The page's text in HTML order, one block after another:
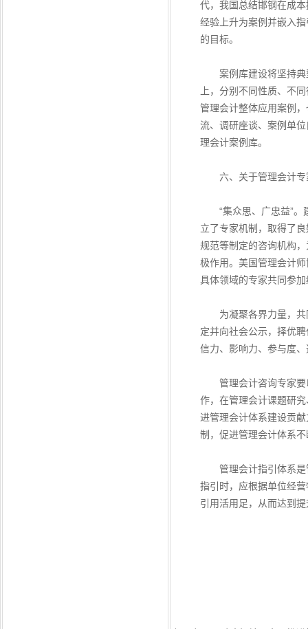
代，我国总结邯钢在成
经验上升为案例并嵌入
的目标。
案例库建设将坚持典
上，分别不同性质、不
管理会计整体应用案例
流、调研座谈、案例单
理会计案例库。
六、关于管理会计专
“集众思、广忠益”。
立了专家机制，取得了
规范等制定的咨询机构
极作用。美国管理会计
具体领域的专家共同参
为凝聚各界力量，共
定并向社会公示，择优
信力、影响力、参与度
管理会计咨询专家要
作，在管理会计课题研
进管理会计体系建设贡
制，促进管理会计体系
管理会计指引体系是
指引时，应根据单位经
引用活用足，从而达到